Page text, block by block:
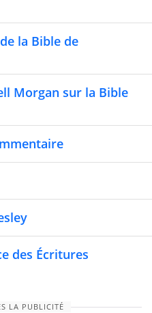
la Bible de
Morgan sur la Bible
des Écritures
LA PUBLICITÉ